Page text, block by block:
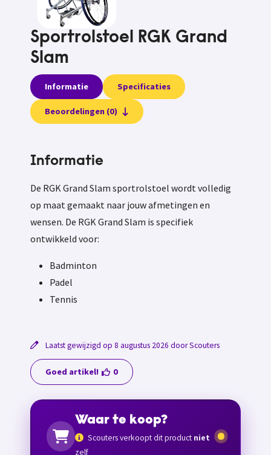
Sportrolstoel RGK Grand
Slam
Informatie Specificaties
Beoordelingen (0)
Informatie
De RGK Grand Slam sportrolstoel wordt volledig
op maat gemaakt naar jouw afmetingen en
wensen. De RGK Grand Slam is specifiek
ontwikkeld voor:
Badminton
Padel
Tennis
Laatst gewijzigd op 8 augustus 2026 door Scouters
Goed artikel! 0
Waar te koop?
Scouters verkoopt dit product niet
zelf